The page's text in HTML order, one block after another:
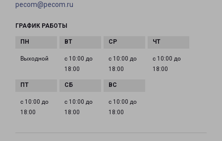
pecom@pecom.ru
ГРАФИК РАБОТЫ
Выходной
с 10:00 до
18:00
с 10:00 до
18:00
с 10:00 до
18:00
с 10:00 до
18:00
с 10:00 до
18:00
с 10:00 до
18:00